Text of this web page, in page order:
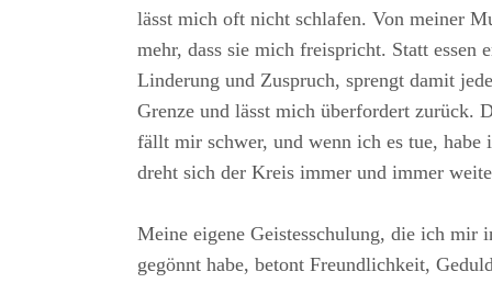
lässt mich oft nicht schlafen. Von meiner
mehr, dass sie mich freispricht. Statt essen
Linderung und Zuspruch, sprengt damit
Grenze und lässt mich überfordert zurück.
fällt mir schwer, und wenn ich es tue, habe
dreht sich der Kreis immer und immer
Meine eigene Geistesschulung, die ich mir
gegönnt habe, betont Freundlichkeit,